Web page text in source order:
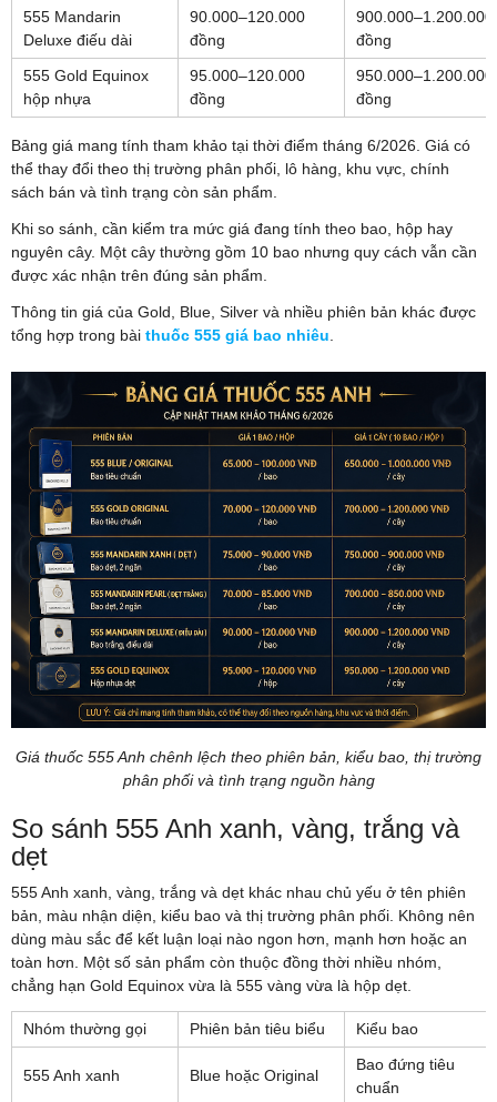
555 Mandarin
Deluxe điếu dài
90.000–120.000
đồng
900.000–1.200.000
đồng
555 Gold Equinox
hộp nhựa
95.000–120.000
đồng
950.000–1.200.000
đồng
Bảng giá mang tính tham khảo tại thời điểm tháng 6/2026. Giá có
thể thay đổi theo thị trường phân phối, lô hàng, khu vực, chính
sách bán và tình trạng còn sản phẩm.
Khi so sánh, cần kiểm tra mức giá đang tính theo bao, hộp hay
nguyên cây. Một cây thường gồm 10 bao nhưng quy cách vẫn cần
được xác nhận trên đúng sản phẩm.
Thông tin giá của Gold, Blue, Silver và nhiều phiên bản khác được
tổng hợp trong bài thuốc 555 giá bao nhiêu
Giá thuốc 555 Anh chênh lệch theo phiên bản, kiểu bao, thị trường
phân phối và tình trạng nguồn hàng
So sánh 555 Anh xanh, vàng, trắng và
dẹt
555 Anh xanh, vàng, trắng và dẹt khác nhau chủ yếu ở tên phiên
bản, màu nhận diện, kiểu bao và thị trường phân phối. Không nên
dùng màu sắc để kết luận loại nào ngon hơn, mạnh hơn hoặc an
toàn hơn. Một số sản phẩm còn thuộc đồng thời nhiều nhóm,
chẳng hạn Gold Equinox vừa là 555 vàng vừa là hộp dẹt.
Nhóm thường gọi Phiên bản tiêu biểu Kiểu bao
555 Anh xanh Blue hoặc Original
Bao đứng tiêu
chuẩn